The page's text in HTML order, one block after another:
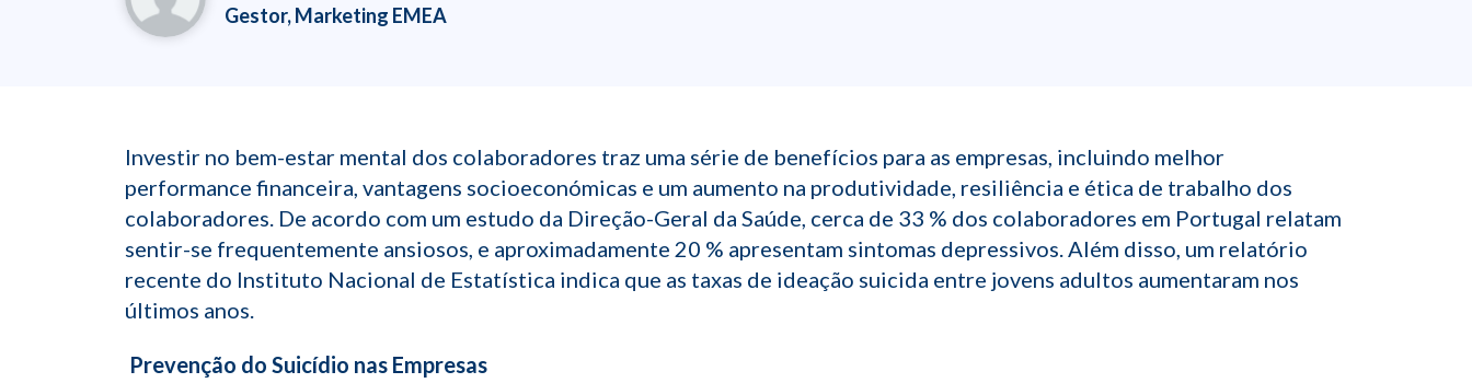
Gestor, Marketing EMEA
Investir no bem-estar mental dos colaboradores traz uma série de benefícios para as empresas, incluindo melhor
performance financeira, vantagens socioeconómicas e um aumento na produtividade, resiliência e ética de trabalho dos
colaboradores. De acordo com um estudo da Direção-Geral da Saúde, cerca de 33 % dos colaboradores em Portugal relatam
sentir-se frequentemente ansiosos, e aproximadamente 20 % apresentam sintomas depressivos. Além disso, um relatório
recente do Instituto Nacional de Estatística indica que as taxas de ideação suicida entre jovens adultos aumentaram nos
últimos anos.
Prevenção do Suicídio nas Empresas